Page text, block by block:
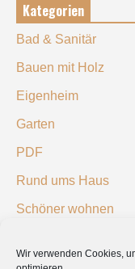
Wir verwenden Cookies,
Kategorien
Bad & Sanitär
Bauen mit Holz
Eigenheim
Garten
PDF
Rund ums Haus
Schöner wohnen